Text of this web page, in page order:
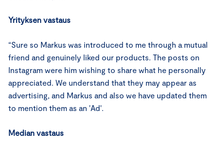
Yrityksen vastaus
“Sure so Markus was introduced to me through a mutual
friend and genuinely liked our products. The posts on
Instagram were him wishing to share what he personally
appreciated. We understand that they may appear as
advertising, and Markus and also we have updated them
to mention them as an 'Ad'.
Median vastaus